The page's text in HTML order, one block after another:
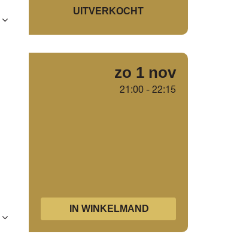
UITVERKOCHT
zo 1 nov
21:00 - 22:15
IN WINKELMAND